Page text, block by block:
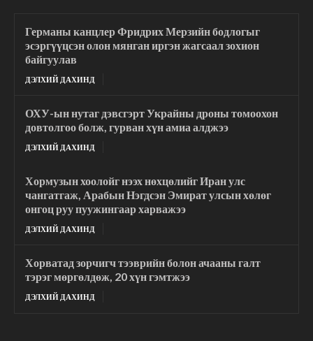
Германы канцлер Фридрих Мерзийн бодлогыг
эсэргүүцсэн олон мянган иргэн жагсаал зохион
байгуулав
ДЭЛХИЙ ДАХИНД
ОХУ-ын нутаг дэвсгэрт Украйны дроны томоохон
довтолгоо болж, гурван хүн амиа алджээ
ДЭЛХИЙ ДАХИНД
Хормузын хоолойг нээх нөхцөлийг Иран улс
чангатгаж, Арабын Нэгдсэн Эмират улсын хөлөг
онгоц руу пуужингаар харважээ
ДЭЛХИЙ ДАХИНД
Хорватад зорчигч тээврийн болон ачааны галт
тэрэг мөргөлдөж, 20 хүн гэмтжээ
ДЭЛХИЙ ДАХИНД